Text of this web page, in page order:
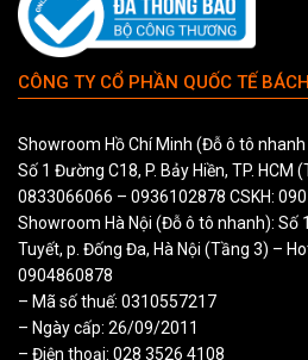
CÔNG TY CỔ PHẦN QUỐC TẾ
Showroom Hồ Chí Minh (Đỗ ô tô
Số 1 Đường C18, P. Bảy Hiền, TP. HCM
0833066066 – 0936102878 CSKH:
Showroom Hà Nội (Đỗ ô tô nhanh): Số
Tuyết, p. Đống Đa, Hà Nội (Tầng 3) –
0904860878
– Mã số thuế: 0310557217
– Ngày cấp: 26/09/2011
– Điện thoại: 028 3526 4108